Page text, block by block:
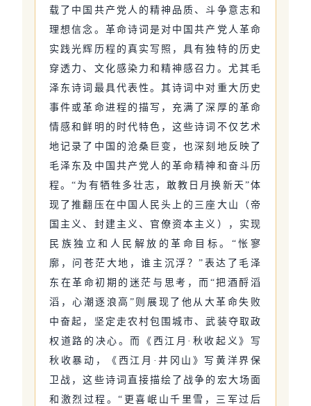
载了中国共产党人的精神品质、斗争意志和
理想信念。革命诗词是对中国共产党人革命
实践光辉历程的真实写照，具有独特的历史
穿透力、文化感染力和精神感召力。尤其毛
泽东诗词最具代表性。其诗词中对重大历史
事件或革命进程的描写，充满了深厚的革命
情感和鲜明的时代特色，这些诗词不仅艺术
地记录了中国的沧桑巨变，也深刻地反映了
毛泽东及中国共产党人的革命精神和奋斗历
程。“为有牺牲多壮志，敢教日月换新天”体
现了推翻压在中国人民头上的三座大山（帝
国主义、封建主义、官僚资本主义），实现
民族独立和人民解放的革命目标。“怅寥
廓，问苍茫大地，谁主沉浮？”表达了毛泽
东在革命初期的迷茫与思考，而“把酒酹滔
滔，心潮逐浪高”则展现了他从大革命失败
中奋起，坚定走农村包围城市、武装夺取政
权道路的决心。而《西江月·秋收起义》写
秋收暴动，《西江月·井冈山》写黄洋界保
卫战，这些诗词直接描绘了战争的宏大场面
和激烈过程。“更喜岷山千里雪，三军过后